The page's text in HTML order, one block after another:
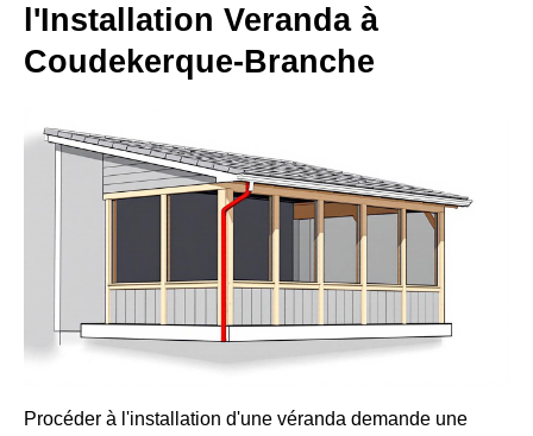
l'Installation Veranda à
Coudekerque-Branche
Procéder à l'installation d'une véranda demande une